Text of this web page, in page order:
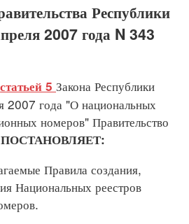
Республики
2007 года N 343
статьей 5 Закона Республики
2007 года "О национальных
номеров" Правительство
ПОСТАНОВЛЯЕТ:
Правила создания,
Национальных реестров